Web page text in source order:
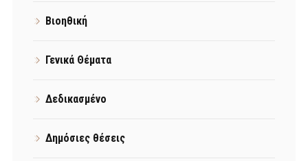
Βιοηθική
Γενικά Θέματα
Δεδικασμένο
Δημόσιες θέσεις